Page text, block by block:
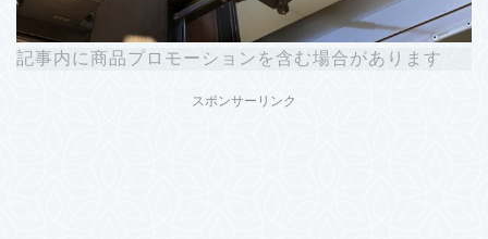
記事内に商品プロモーションを含む場合があります
スポンサーリンク